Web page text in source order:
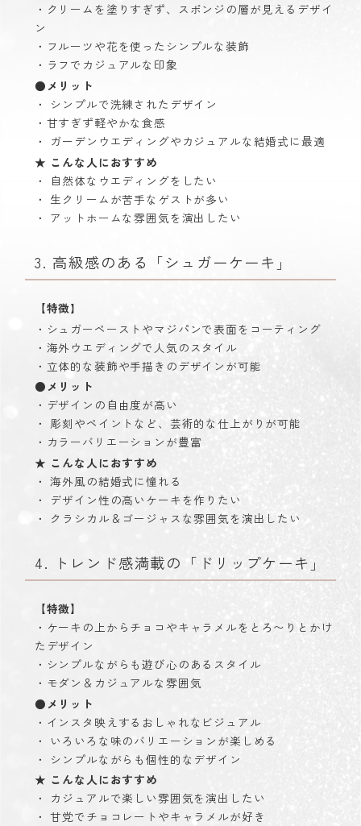
・クリームを塗りすぎず、スポンジの層が見えるデザイ
ン
・フルーツや花を使ったシンプルな装飾
・ラフでカジュアルな印象
●メリット
・ シンプルで洗練されたデザイン
・甘すぎず軽やかな食感
・ ガーデンウエディングやカジュアルな結婚式に最適
★ こんな人におすすめ
・ 自然体なウエディングをしたい
・ 生クリームが苦手なゲストが多い
・ アットホームな雰囲気を演出したい
3. 高級感のある「シュガーケーキ」
【特徴】
・シュガーペーストやマジパンで表面をコーティング
・海外ウエディングで人気のスタイル
・立体的な装飾や手描きのデザインが可能
●メリット
・デザインの自由度が高い
・ 彫刻やペイントなど、芸術的な仕上がりが可能
・カラーバリエーションが豊富
★ こんな人におすすめ
・ 海外風の結婚式に憧れる
・ デザイン性の高いケーキを作りたい
・ クラシカル＆ゴージャスな雰囲気を演出したい
4. トレンド感満載の「ドリップケーキ」
【特徴】
・ケーキの上からチョコやキャラメルをとろ〜りとかけ
たデザイン
・シンプルながらも遊び心のあるスタイル
・モダン＆カジュアルな雰囲気
●メリット
・インスタ映えするおしゃれなビジュアル
・ いろいろな味のバリエーションが楽しめる
・ シンプルながらも個性的なデザイン
★ こんな人におすすめ
・ カジュアルで楽しい雰囲気を演出したい
・ 甘党でチョコレートやキャラメルが好き